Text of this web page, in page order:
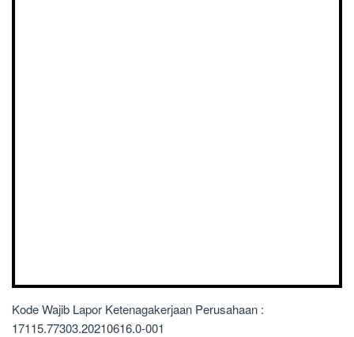
Kode Wajib Lapor Ketenagakerjaan Perusahaan :
17115.77303.20210616.0-001